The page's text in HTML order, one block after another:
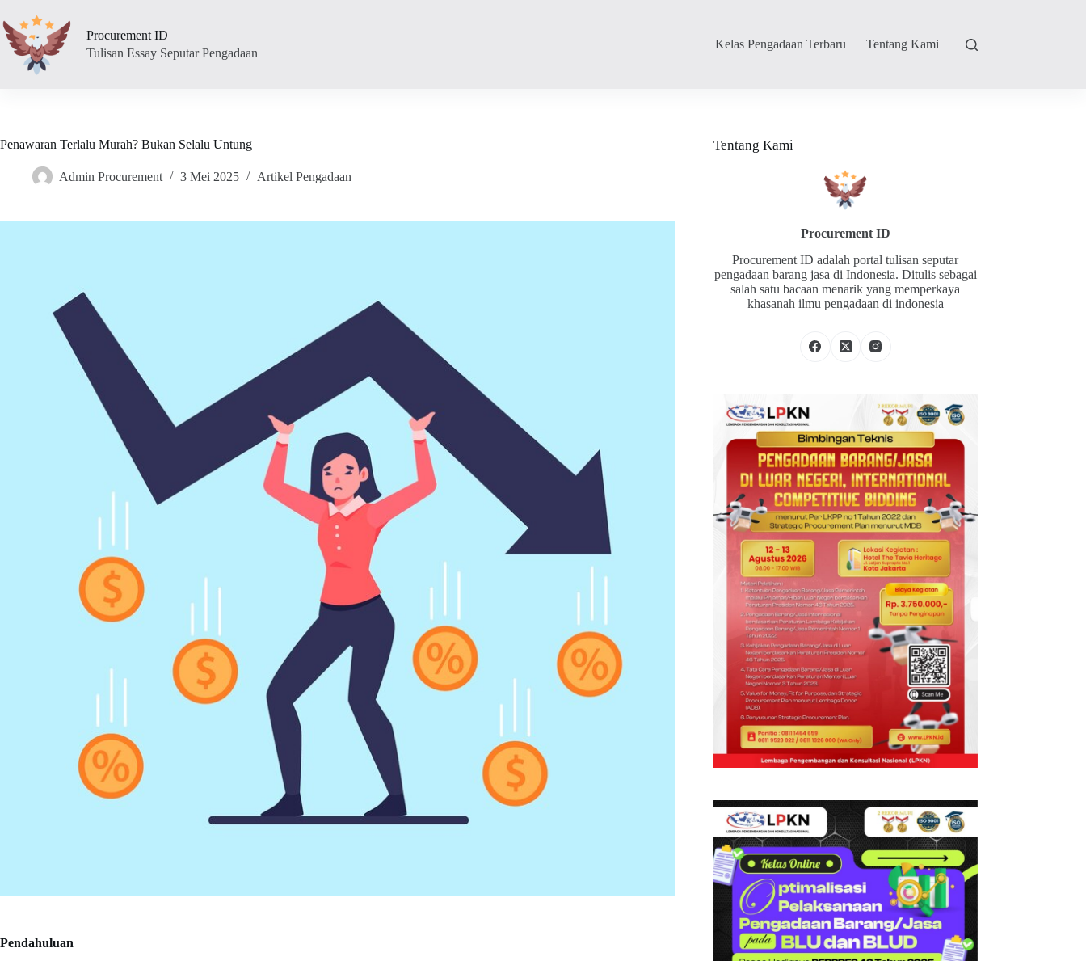
to
content
Procurement ID
Tulisan Essay Seputar Pengadaan
Kelas Pengadaan Terbaru Tentang Kami
Penawaran Terlalu Murah? Bukan Selalu Untung
Admin Procurement 3 Mei 2025 Artikel Pengadaan
Pendahuluan
Tentang Kami
Procurement ID
Procurement ID adalah portal tulisan seputar
pengadaan barang jasa di Indonesia. Ditulis sebagai
salah satu bacaan menarik yang memperkaya
khasanah ilmu pengadaan di indonesia